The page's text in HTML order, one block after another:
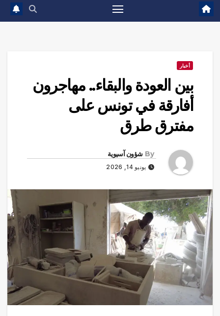
أخبار
بين العودة والبقاء.. مهاجرون
أفارقة في تونس على
مفترق طرق
By شؤون آسيوية
يونيو 14, 2026